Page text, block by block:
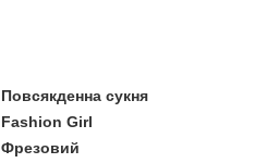
Повсякденна сукня
Fashion Girl
Фрезовий